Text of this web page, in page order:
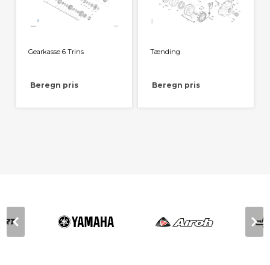
Gearkasse 6 Trins
Beregn pris
Tænding
Beregn pris